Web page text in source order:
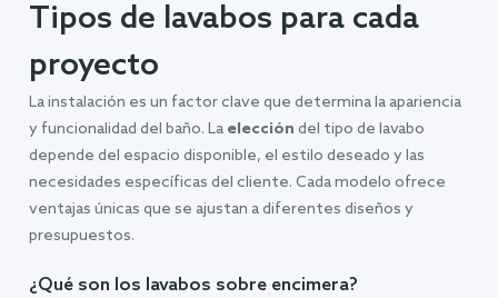
Tipos de lavabos para cada
proyecto
La instalación es un factor clave que determina la apariencia
y funcionalidad del baño. La elección del tipo de lavabo
depende del espacio disponible, el estilo deseado y las
necesidades específicas del cliente. Cada modelo ofrece
ventajas únicas que se ajustan a diferentes diseños y
presupuestos.
¿Qué son los lavabos sobre encimera?